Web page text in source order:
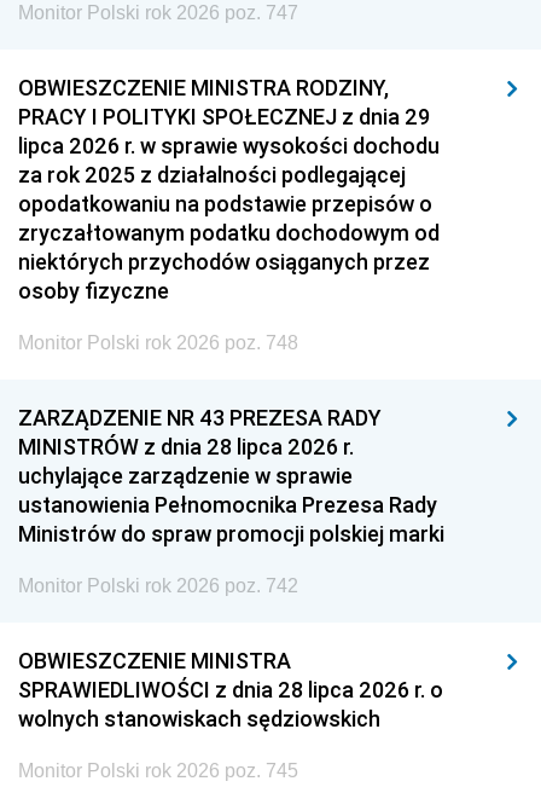
Monitor Polski rok 2026 poz. 747
OBWIESZCZENIE MINISTRA RODZINY,
PRACY I POLITYKI SPOŁECZNEJ z dnia 29
lipca 2026 r. w sprawie wysokości dochodu
za rok 2025 z działalności podlegającej
opodatkowaniu na podstawie przepisów o
zryczałtowanym podatku dochodowym od
niektórych przychodów osiąganych przez
osoby fizyczne
Monitor Polski rok 2026 poz. 748
ZARZĄDZENIE NR 43 PREZESA RADY
MINISTRÓW z dnia 28 lipca 2026 r.
uchylające zarządzenie w sprawie
ustanowienia Pełnomocnika Prezesa Rady
Ministrów do spraw promocji polskiej marki
Monitor Polski rok 2026 poz. 742
OBWIESZCZENIE MINISTRA
SPRAWIEDLIWOŚCI z dnia 28 lipca 2026 r. o
wolnych stanowiskach sędziowskich
Monitor Polski rok 2026 poz. 745